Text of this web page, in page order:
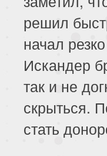
решил
начал
Искандер
так и не
скрыться.
стать